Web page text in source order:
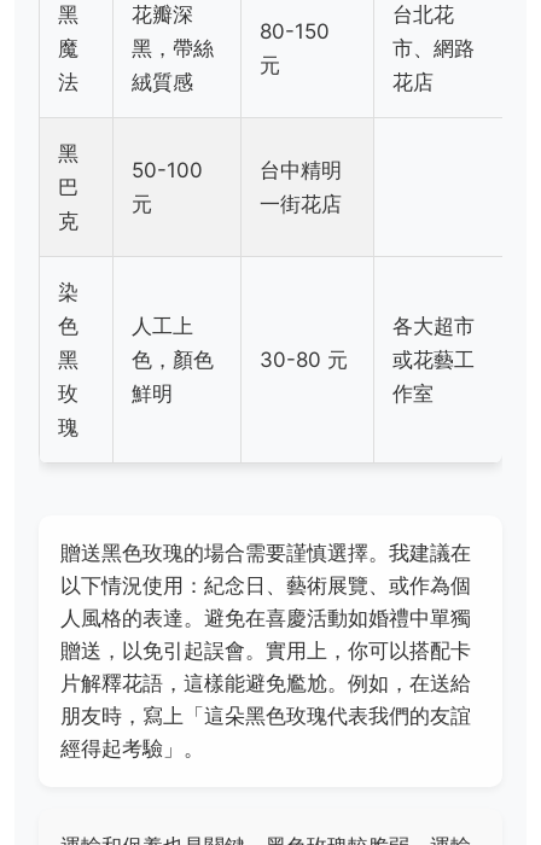
黑
魔
法
花瓣深
黑，帶絲
絨質感
80-150
元
台北花
市、網路
花店
黑
巴
克
50-100
元
台中精明
一街花店
染
色
黑
玫
瑰
人工上
色，顏色
鮮明
30-80 元
各大超市
或花藝工
作室
贈送黑色玫瑰的場合需要謹慎選擇。我建議在
以下情況使用：紀念日、藝術展覽、或作為個
人風格的表達。避免在喜慶活動如婚禮中單獨
贈送，以免引起誤會。實用上，你可以搭配卡
片解釋花語，這樣能避免尷尬。例如，在送給
朋友時，寫上「這朵黑色玫瑰代表我們的友誼
經得起考驗」。